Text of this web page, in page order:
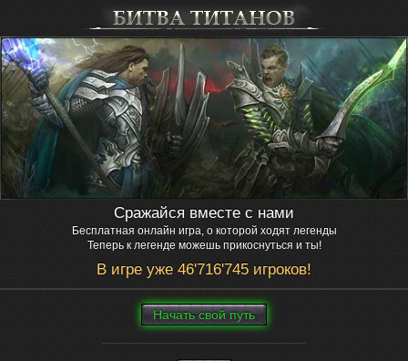
Сражайся вместе с нами
Бесплатная онлайн игра, о которой ходят легенды
Теперь к легенде можешь прикоснуться и ты!
В игре уже 46'716'745 игроков!
Нaчaть свой путь